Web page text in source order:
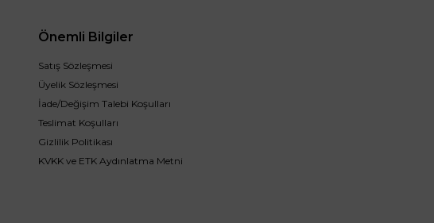
Önemli Bilgiler
Satış Sözleşmesi
Üyelik Sözleşmesi
İade/Değişim Talebi Koşulları
Teslimat Koşulları
Gizlilik Politikası
KVKK ve ETK Aydınlatma Metni